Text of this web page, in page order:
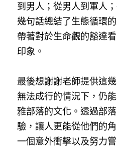
到男人；從男人到軍人
幾句話總結了生態循環
帶著對於生命觀的豁達
印象。
最後想謝謝老師提供這
無法成行的情況下，仍
雅部落的文化。透過部
驗，讓人更能從他們的
一個意外衝擊以及努力